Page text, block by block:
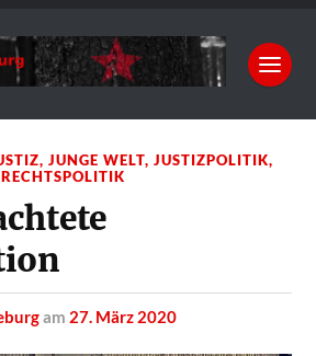
,JUNGE WELT,JUSTIZPOLITIK,
RECHTSPOLITIK
am 27. März 2020